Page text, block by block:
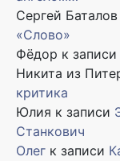
Сергей Баталов
«Слово»
Фёдор к записи
Никита из
критика
Юлия к записи
Станкович
Олег к записи